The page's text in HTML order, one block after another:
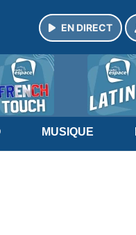
EN DIRECT
MUSIQUE